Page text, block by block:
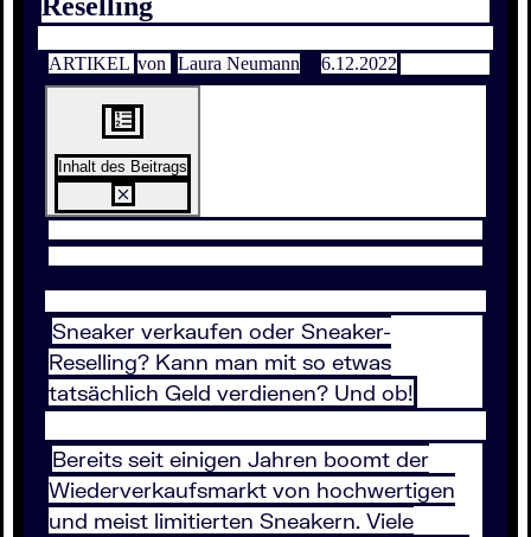
ARTIKEL von Laura Neumann 6.12.2022
Inhalt des Beitrags
Sneaker verkaufen oder Sneaker-
Reselling? Kann man mit so etwas
tatsächlich Geld verdienen? Und ob!
Bereits seit einigen Jahren boomt der
Wiederverkaufsmarkt von hochwertigen
und meist limitierten Sneakern. Viele